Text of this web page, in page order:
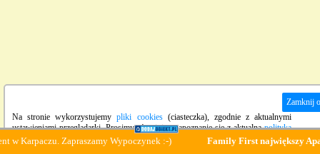
Zamknij
Na stronie wykorzystujemypliki cookies(ciasteczka), zgodnie z aktualnymi
ustawieniami przeglądarki. Prosimy również o zapoznanie się z aktualnąpolityką
prywatnościstrony.
Zapraszamy Wypoczynek :-) Family First największy